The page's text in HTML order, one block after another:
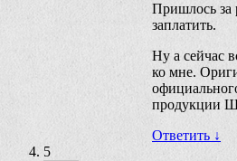
Пришлось за
заплатить.
Ну а сейчас
ко мне.
продукции
Ответить ↓
5